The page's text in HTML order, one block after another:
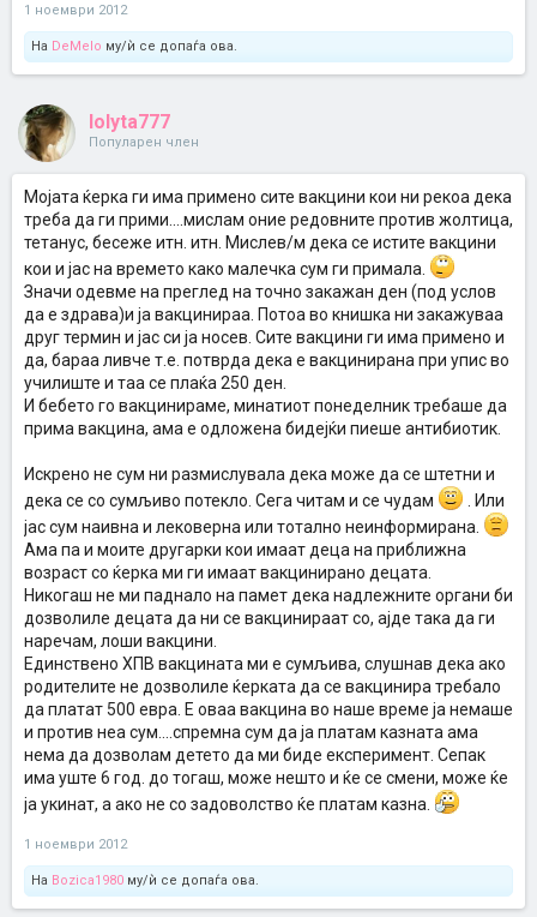
А ако го однесам детето во странство да ги прими сите вакцини и
си донесам потврда, пак ќе ме казнат и закануваат и плашат со
пари?
1 ноември 2012
На DeMelo му/ѝ се допаѓа ова.
lolyta777
Популарен член
Mojата ќерка ги има примено сите вакцини кои ни рекоа дека
треба да ги прими....мислам оние редовните против жолтица,
тетанус, бесеже итн. итн. Мислев/м дека се истите вакцини
кои и јас на времето како малечка сум ги примала.
Значи одевме на преглед на точно закажан ден (под услов
да е здрава)и ја вакцинираа. Потоа во книшка ни закажуваа
друг термин и јас си ја носев. Сите вакцини ги има примено и
да, бараа ливче т.е. потврда дека е вакцинирана при упис во
училиште и таа се плаќа 250 ден.
И бебето го вакцинираме, минатиот понеделник требаше да
прима вакцина, ама е одложена бидејќи пиеше антибиотик.
Искрено не сум ни размислувала дека може да се штетни и
дека се со сумљиво потекло. Сега читам и се чудам
. Или
јас сум наивна и лековерна или тотално неинформирана.
Ама па и моите другарки кои имаат деца на приближна
возраст со ќерка ми ги имаат вакцинирано децата.
Никогаш не ми паднало на памет дека надлежните органи би
дозволиле децата да ни се вакцинираат со, ајде така да ги
наречам, лоши вакцини.
Единствено ХПВ вакцината ми е сумљива, слушнав дека ако
родителите не дозволиле ќерката да се вакцинира требало
да платат 500 евра. Е оваа вакцина во наше време ја немаше
и против неа сум....спремна сум да ја платам казната ама
нема да дозволам детето да ми биде експеримент. Сепак
има уште 6 год. до тогаш, може нешто и ќе се смени, може ќе
ја укинат, а ако не со задоволство ќе платам казна.
1 ноември 2012
На Bozica1980 му/ѝ се допаѓа ова.